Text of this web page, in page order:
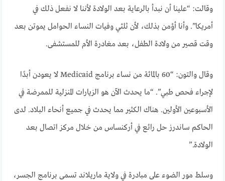
وقالت: “علينا أن نبدأ بالرعاية بعد الولادة لأننا لا نفعل ذلك في
أمريكا”. وأنا أؤمن بذلك، لأن ثلثي وفيات النساء الحوامل يموتن بعد
وقت قصير من ولادة الطفل، بعد مغادرة الأم للمستشفى.
وقال والتون: “60 بالمائة من نساء برنامج Medicaid لا يعودن أبدًا
لإجراء فحص طبي”. “ما يحدث الآن هو الزيارات المنزلية للممرضة في
الأسبوعين الأولين. هناك الكثير مما يحدث في جميع أنحاء البلاد. لدى
الحاكم ساندرز حل رائع في أركنساس من خلال مركز اتصال بعد
الولادة.”
وسلط مور الضوء على مبادرة في ولاية ماريلاند تسمى برنامج الجسر،